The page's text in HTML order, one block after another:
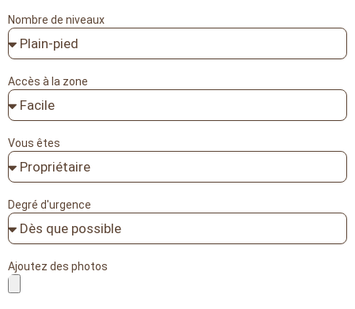
Nombre de niveaux
Accès à la zone
Vous êtes
Degré d'urgence
Ajoutez des photos